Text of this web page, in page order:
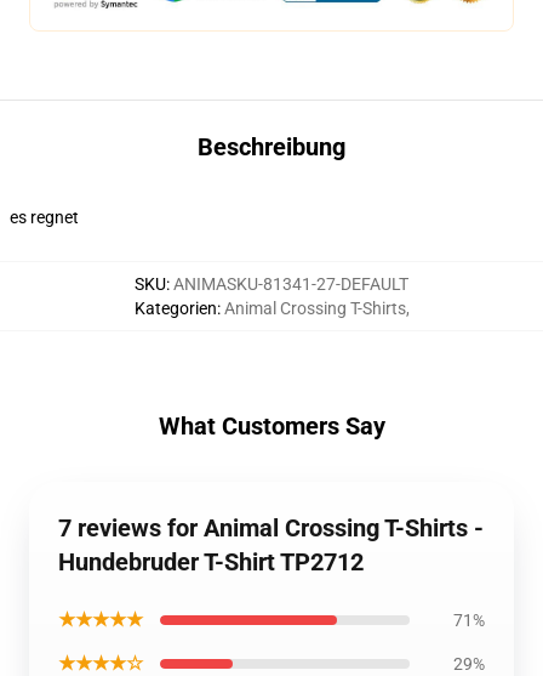
Beschreibung
es regnet
SKU:ANIMASKU-81341-27-DEFAULT
Kategorien:Animal Crossing T-Shirts,
What Customers Say
7 reviews for Animal Crossing T-Shirts -
Hundebruder T-Shirt TP2712
★★★★★ 71%
★★★★☆ 29%